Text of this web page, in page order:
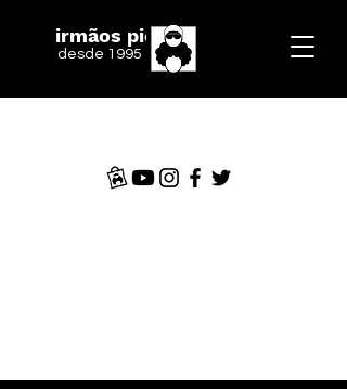
irmãos piologo
desde 1995